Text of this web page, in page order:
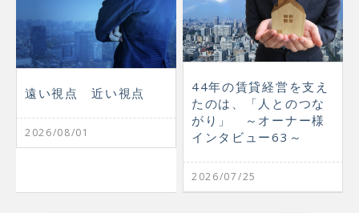
遠い視点 近い視点
2026/08/01
44年の賃貸経営を支え
たのは、「人とのつな
がり」 ～オーナー様
インタビュー63～
2026/07/25